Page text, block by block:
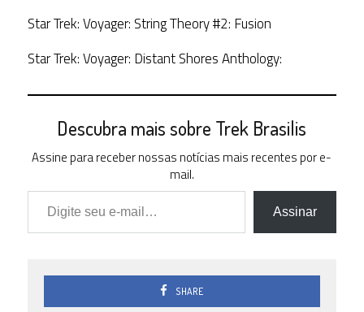
Star Trek: Voyager: String Theory #2: Fusion
Star Trek: Voyager: Distant Shores Anthology:
Descubra mais sobre Trek Brasilis
Assine para receber nossas notícias mais recentes por e-
mail.
Digite seu e-mail…
Assinar
SHARE